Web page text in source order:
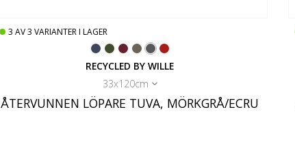
3AV3VARIANTER I LAGER
RECYCLED BY WILLE
33x120cm
ÅTERVUNNEN LÖPARE TUVA, MÖRKGRÅ/ECRU